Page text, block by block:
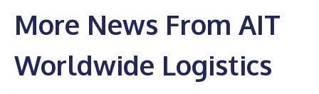
More News From AIT
Worldwide Logistics